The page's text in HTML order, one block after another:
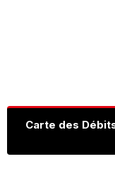
Carte des